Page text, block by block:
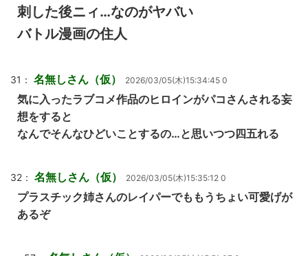
刺した後ニィ…なのがヤバい
バトル漫画の住人
31： 名無しさん（仮） 2026/03/05(木)15:34:45 0
気に入ったラブコメ作品のヒロインがパコさんされる妄
想をすると
なんでそんなひどいことするの…と思いつつ四五れる
32： 名無しさん（仮） 2026/03/05(木)15:35:12 0
プラスチック姉さんのレイパーでももうちょい可愛げが
あるぞ